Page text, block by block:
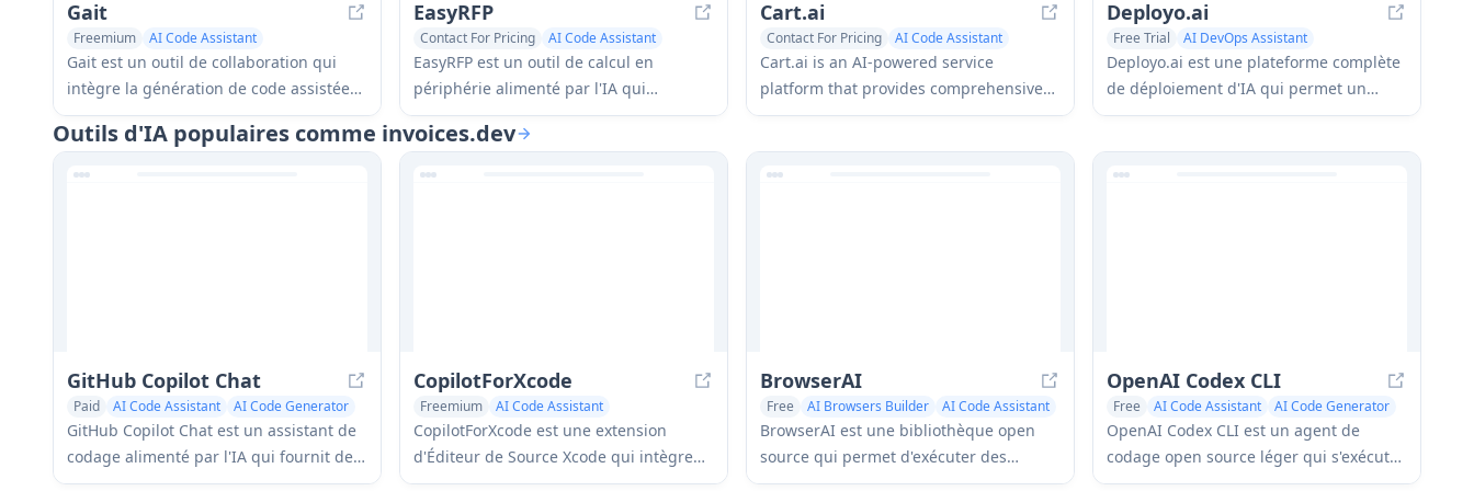
Gait
Freemium
AI Code Assistant
AI Team Collaboration
Gait est un outil de collaboration qui
intègre la génération de code assistée
par l'IA avec le contrôle de version,
permettant aux équipes de suivre,
comprendre et partager efficacement le
EasyRFP
Contact For Pricing
AI Code Assistant
AI Data Mining
EasyRFP est un outil de calcul en
périphérie alimenté par l'IA qui
rationalise les réponses aux RFP
(demande de proposition) et permet le
phénotypage des champs en temps réel
Cart.ai
Contact For Pricing
AI Code Assistant
AI Task Management
Cart.ai is an AI-powered service
platform that provides comprehensive
business automation solutions including
management, video editing, e-
Deployo.ai
Free Trial
AI DevOps Assistant
AI Code Assistant
Deployo.ai est une plateforme complète
de déploiement d'IA qui permet un
déploiement, une surveillance et une
avec des cadres d'IA éthique intégrés et
Outils d'IA populaires comme invoices.dev
GitHub Copilot Chat
Paid AI Code Assistant
AI Code Generator
AI Developer Tools
GitHub Copilot Chat est un assistant de
codage alimenté par l'IA qui fournit des
interactions en langage naturel, des
CopilotForXcode
Freemium
AI Code Assistant
AI Code Generator
AI Code Refactoring
CopilotForXcode est une extension
d'Éditeur de Source Xcode qui intègre
GitHub Copilot, Codeium et ChatGPT
BrowserAI
Free AI Browsers Builder AI Code Assistant
BrowserAI est une bibliothèque open
source qui permet d'exécuter des
grands modèles de langage (LLM)
OpenAI Codex CLI
Free AI Code Assistant AI Code Generator
OpenAI Codex CLI est un agent de
codage open source léger qui s'exécute
dans votre terminal, permettant aux